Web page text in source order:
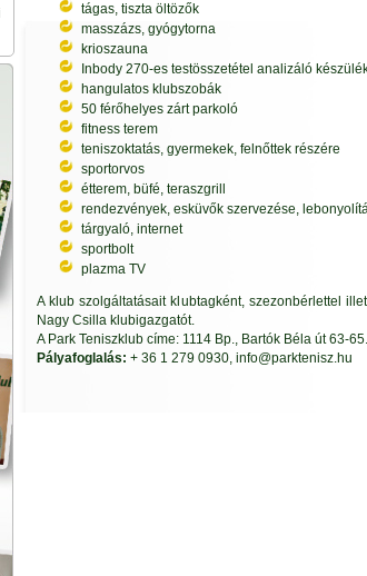
tágas, tiszta öltözők
masszázs, gyógytorna
krioszauna
Inbody 270-es testösszetétel analizáló
hangulatos klubszobák
50 férőhelyes zárt parkoló
fitness terem
teniszoktatás, gyermekek, felnőttek részére
sportorvos
étterem, büfé, teraszgrill
rendezvények, esküvők szervezése,
tárgyaló, internet
sportbolt
plazma TV
A klub szolgáltatásait klubtagként, szezonbérlettel
Nagy Csilla klubigazgatót.
A Park Teniszklub címe: 1114 Bp., Bartók Béla út 63-
Pályafoglalás: + 36 1 279 0930, info@parktenisz.hu